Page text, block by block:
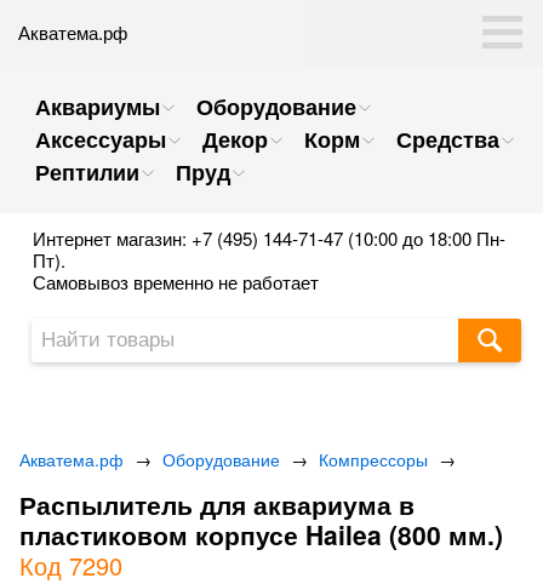
Акватема.рф
Аквариумы
Оборудование
Аксессуары
Декор Корм
Средства
Рептилии
Пруд
Интернет магазин: +7 (495) 144-71-47 (10:00 до 18:00 Пн-
Пт).
Самовывоз временно не работает
Акватема.рф → Оборудование → Компрессоры →
Распылитель для аквариума в
пластиковом корпусе Hailea (800 мм.)
Код 7290